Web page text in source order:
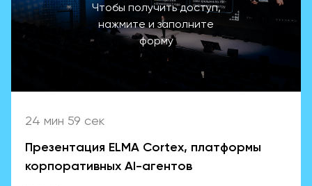
Чтобы получить доступ,
нажмите и заполните
форму
24 мин 59 сек
Презентация ELMA Cortex, платформы
корпоративных AI-агентов